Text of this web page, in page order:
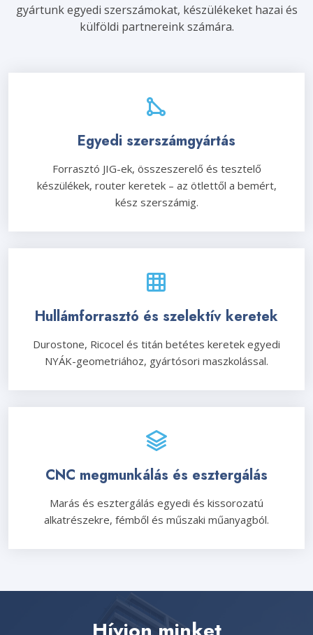
gyártunk egyedi szerszámokat, készülékeket hazai és
külföldi partnereink számára.
Egyedi szerszámgyártás
Forrasztó JIG-ek, összeszerelő és tesztelő
készülékek, router keretek – az ötlettől a bemért,
kész szerszámig.
Hullámforrasztó és szelektív keretek
Durostone, Ricocel és titán betétes keretek egyedi
NYÁK-geometriához, gyártósori maszkolással.
CNC megmunkálás és esztergálás
Marás és esztergálás egyedi és kissorozatú
alkatrészekre, fémből és műszaki műanyagból.